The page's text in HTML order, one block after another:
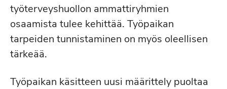
työterveyshuollon ammattiryhmien
osaamista tulee kehittää. Työpaikan
tarpeiden tunnistaminen on myös oleellisen
tärkeää.
Työpaikan käsitteen uusi määrittely puoltaa